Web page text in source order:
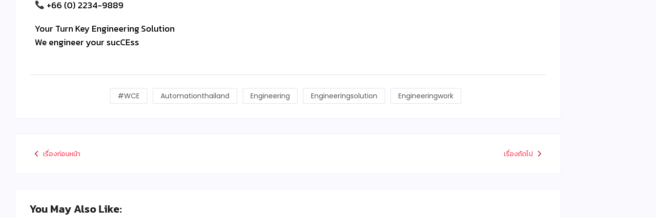
+66 (0) 2234-9889
Your Turn Key Engineering Solution
We engineer your sucCEss
#WCE Automationthailand Engineering Engineeringsolution Engineeringwork
เรื่องก่อนหน้า เรื่องถัดไป
You May Also Like: